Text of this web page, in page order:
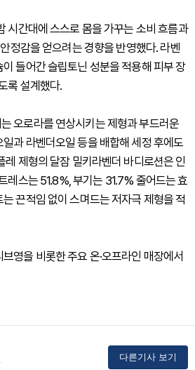
시간대에 스스로 몸을 가꾸는 소비 흐름과
정감을 얻으려는 경향을 반영했다. 라벤
들어간 슬립토닌 성분을 적용해 피부 장
록 설계했다.
오로라를 연상시키는 제형과 부드러운
과 라벤더오일 등을 배합해 세정 후에도
레 제형의 달잠 밀키라벤더 바디로션은 인
레스는 51.8%, 부기는 31.7% 줄어드는 효
끈적임 없이 스며드는 저자극 제형을 적
영을 비롯한 주요 온·오프라인 매장에서
다른기사 보기